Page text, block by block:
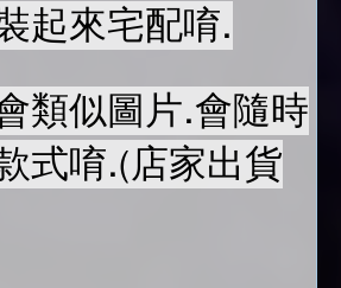
起來宅配唷.
類似圖片.會隨時
式唷.(店家出貨